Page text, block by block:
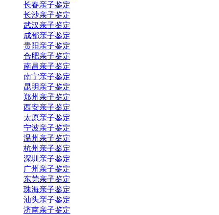
长春亲子鉴定
长沙亲子鉴定
武汉亲子鉴定
成都亲子鉴定
贵阳亲子鉴定
合肥亲子鉴定
南昌亲子鉴定
南宁亲子鉴定
昆明亲子鉴定
郑州亲子鉴定
西安亲子鉴定
太原亲子鉴定
宁波亲子鉴定
温州亲子鉴定
杭州亲子鉴定
深圳亲子鉴定
广州亲子鉴定
东莞亲子鉴定
珠海亲子鉴定
汕头亲子鉴定
济南亲子鉴定